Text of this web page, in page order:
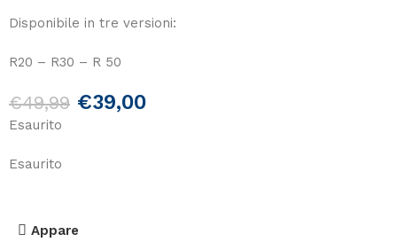
Disponibile in tre versioni:
R20 – R30 – R 50
€49,99 €39,00
Esaurito
Esaurito
Appare